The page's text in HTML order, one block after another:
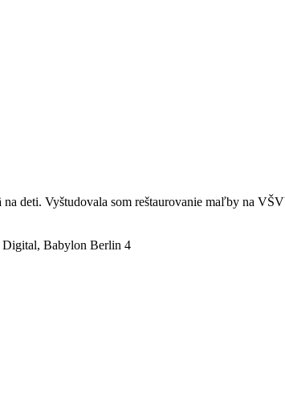
deti. Vyštudovala som reštaurovanie maľby na
Babylon Berlin 4